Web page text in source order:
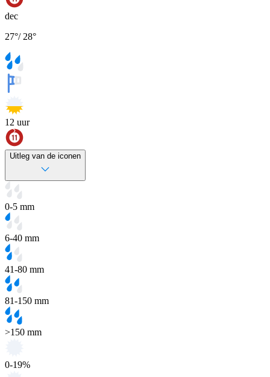
dec
27°/ 28°
12 uur
Uitleg van de iconen
0-5 mm
6-40 mm
41-80 mm
81-150 mm
>150 mm
0-19%